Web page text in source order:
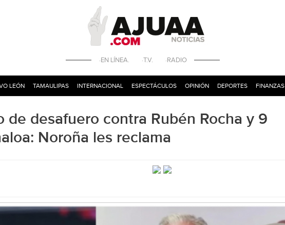
·EN LÍNEA. ·T.V. ·RADIO
LEÓN TAMAULIPAS INTERNACIONAL ESPECTÁCULOS OPINIÓN DEPORTES FINANZAS
de desafuero contra Rubén Rocha y 9
Noroña les reclama